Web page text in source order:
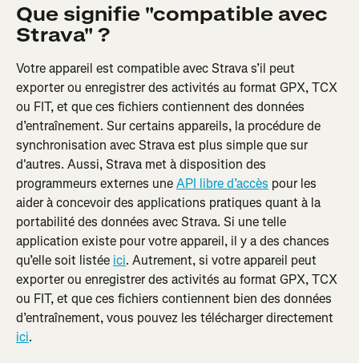
Que signifie "compatible avec
Strava" ?
Votre appareil est compatible avec Strava s’il peut
exporter ou enregistrer des activités au format GPX, TCX
ou FIT, et que ces fichiers contiennent des données
d’entraînement. Sur certains appareils, la procédure de
synchronisation avec Strava est plus simple que sur
d'autres. Aussi, Strava met à disposition des
programmeurs externes une API libre d’accès pour les
aider à concevoir des applications pratiques quant à la
portabilité des données avec Strava. Si une telle
application existe pour votre appareil, il y a des chances
qu’elle soit listée ici. Autrement, si votre appareil peut
exporter ou enregistrer des activités au format GPX, TCX
ou FIT, et que ces fichiers contiennent bien des données
d’entraînement, vous pouvez les télécharger directement
ici.